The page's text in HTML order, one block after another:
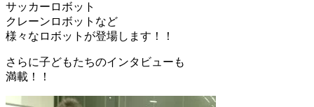
サッカーロボット
クレーンロボットなど
様々なロボットが登場します！！
さらに子どもたちのインタビューも
満載！！